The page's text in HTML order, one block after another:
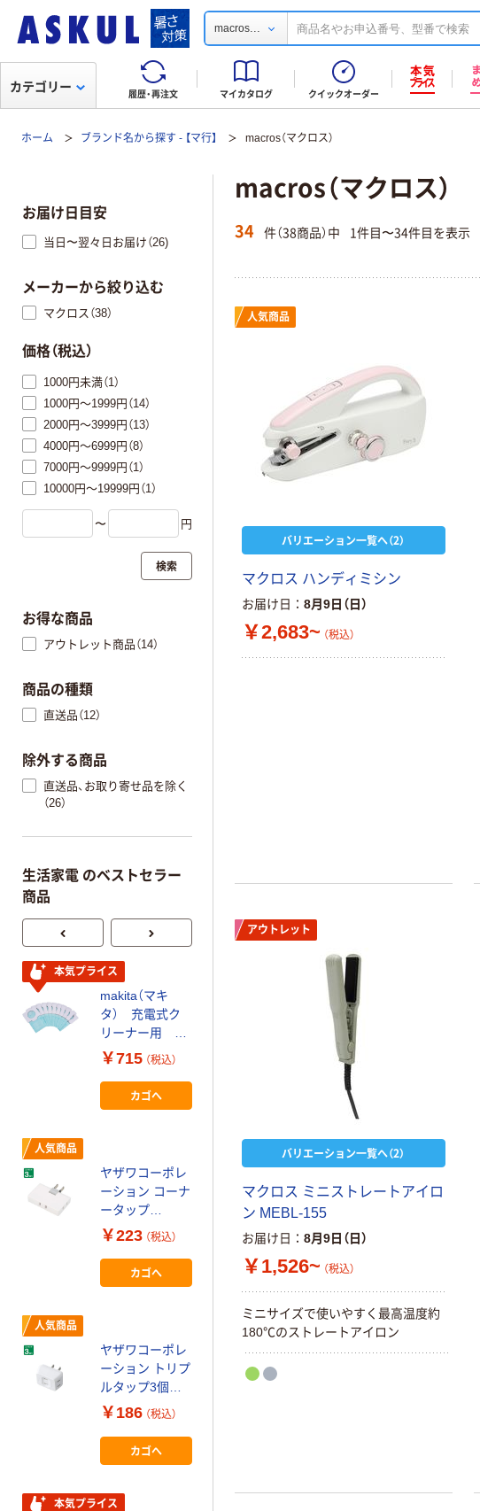
macros...
履歴・再注文 マイカタログ クイックオーダー
カテゴリー
ホーム ブランド名から探す - 【マ行】 macros（マクロス）
macros（マクロス）
34 件（38商品）中 1件目〜34件目を表示
人気商品
バリエーション一覧へ（2）
マクロス ハンディミシン
お届け日 8月9日（日）
￥2,683~ （税込）
アウトレット
バリエーション一覧へ（2）
マクロス ミニストレートアイロ
ン MEBL-155
お届け日 8月9日（日）
￥1,526~ （税込）
ミニサイズで使いやすく最高温度約
180℃のストレートアイロン
お届け日目安
当日〜翌々日お届け（26)
メーカーから絞り込む
マクロス（38）
価格（税込）
1000円未満（1）
1000円～1999円（14）
2000円～3999円（13）
4000円～6999円（8）
7000円～9999円（1）
10000円～19999円（1）
〜 円
検索
お得な商品
アウトレット商品（14）
商品の種類
直送品（12）
除外する商品
直送品、お取り寄せ品を除く
（26）
生活家電 のベストセラー
商品
本気プライス
makita（マキ
タ） 充電式ク
リーナー用 抗
菌紙パック 1
袋（10枚入） A-
48511
￥715 （税込）
カゴへ
人気商品
ヤザワコーポレ
ーション コーナ
ータップ
Y02ELPC300W
￥223 （税込）
カゴへ
人気商品
ヤザワコーポレ
ーション トリプ
ルタップ3個口
ホワイト
H 1個
￥186 （税込）
カゴへ
本気プライス
延長コード 電源
タップ 2.5m 3ピ
ン 4個口/6個口
マグネットあり/
なし スイングプ
ラグ 白 エレコ
￥2,280~
タップ 2m/5m
り配線個別スイ
ッチ雷ガード ト
ラッキング防止
￥2,390~
期間限定価格
【まとめ買い割
引有】延長コー
ド 電源タップ 2
￥1,980~
個口/4個口/6個